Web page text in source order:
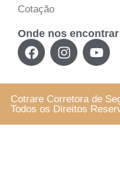
Cotação
Onde nos encontrar
Cotrare Corretora de
Todos os Direitos